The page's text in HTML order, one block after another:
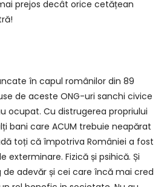
prejos decât orice cetățean
în capul românilor din 89
de aceste ONG-uri sanchi civice
ocupat. Cu distrugerea propriului
bani care ACUM trebuie neapărat
toți că împotriva României a fost
exterminare. Fizică și psihică. Și
de adevăr și cei care încă mai cred